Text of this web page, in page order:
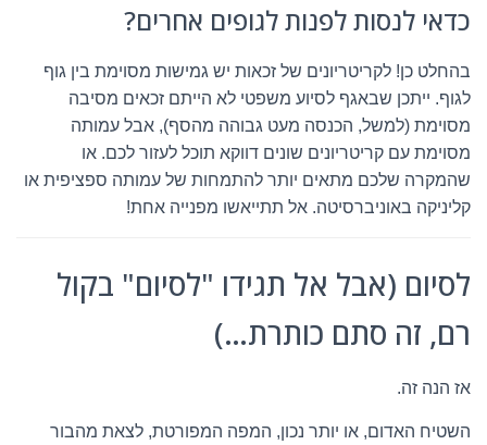
כדאי לנסות לפנות לגופים אחרים?
בהחלט כן! לקריטריונים של זכאות יש גמישות מסוימת בין גוף
לגוף. ייתכן שבאגף לסיוע משפטי לא הייתם זכאים מסיבה
מסוימת (למשל, הכנסה מעט גבוהה מהסף), אבל עמותה
מסוימת עם קריטריונים שונים דווקא תוכל לעזור לכם. או
שהמקרה שלכם מתאים יותר להתמחות של עמותה ספציפית או
קליניקה באוניברסיטה. אל תתייאשו מפנייה אחת!
לסיום (אבל אל תגידו "לסיום" בקול
רם, זה סתם כותרת…)
אז הנה זה.
השטיח האדום, או יותר נכון, המפה המפורטת, לצאת מהבור